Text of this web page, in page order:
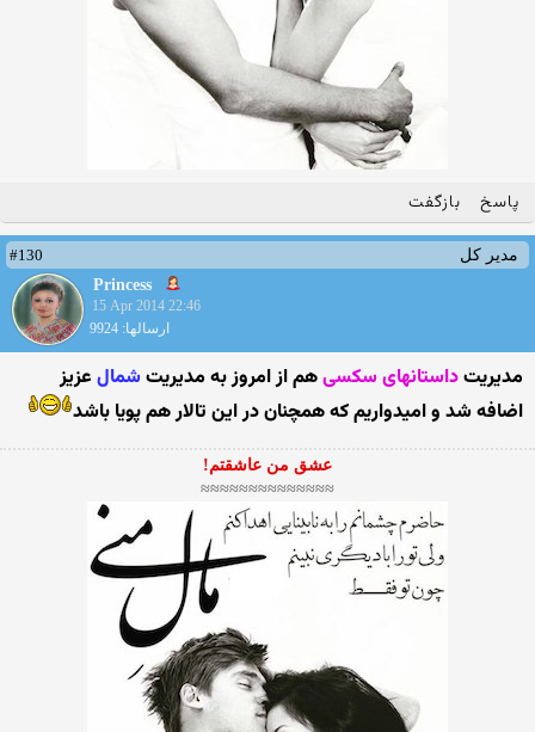
پاسخ بازگفت
مدیر کل
#130
Princess
15 Apr 2014 22:46
ارسالها: 9924
مدیریتداستانهای سکسیهم از امروز به مدیریت شمال عزیز
اضافه شد و امیدواریم که همچنان در این تالار هم پویا باشد
عشق من عاشقتم!
≈≈≈≈≈≈≈≈≈≈≈≈≈≈